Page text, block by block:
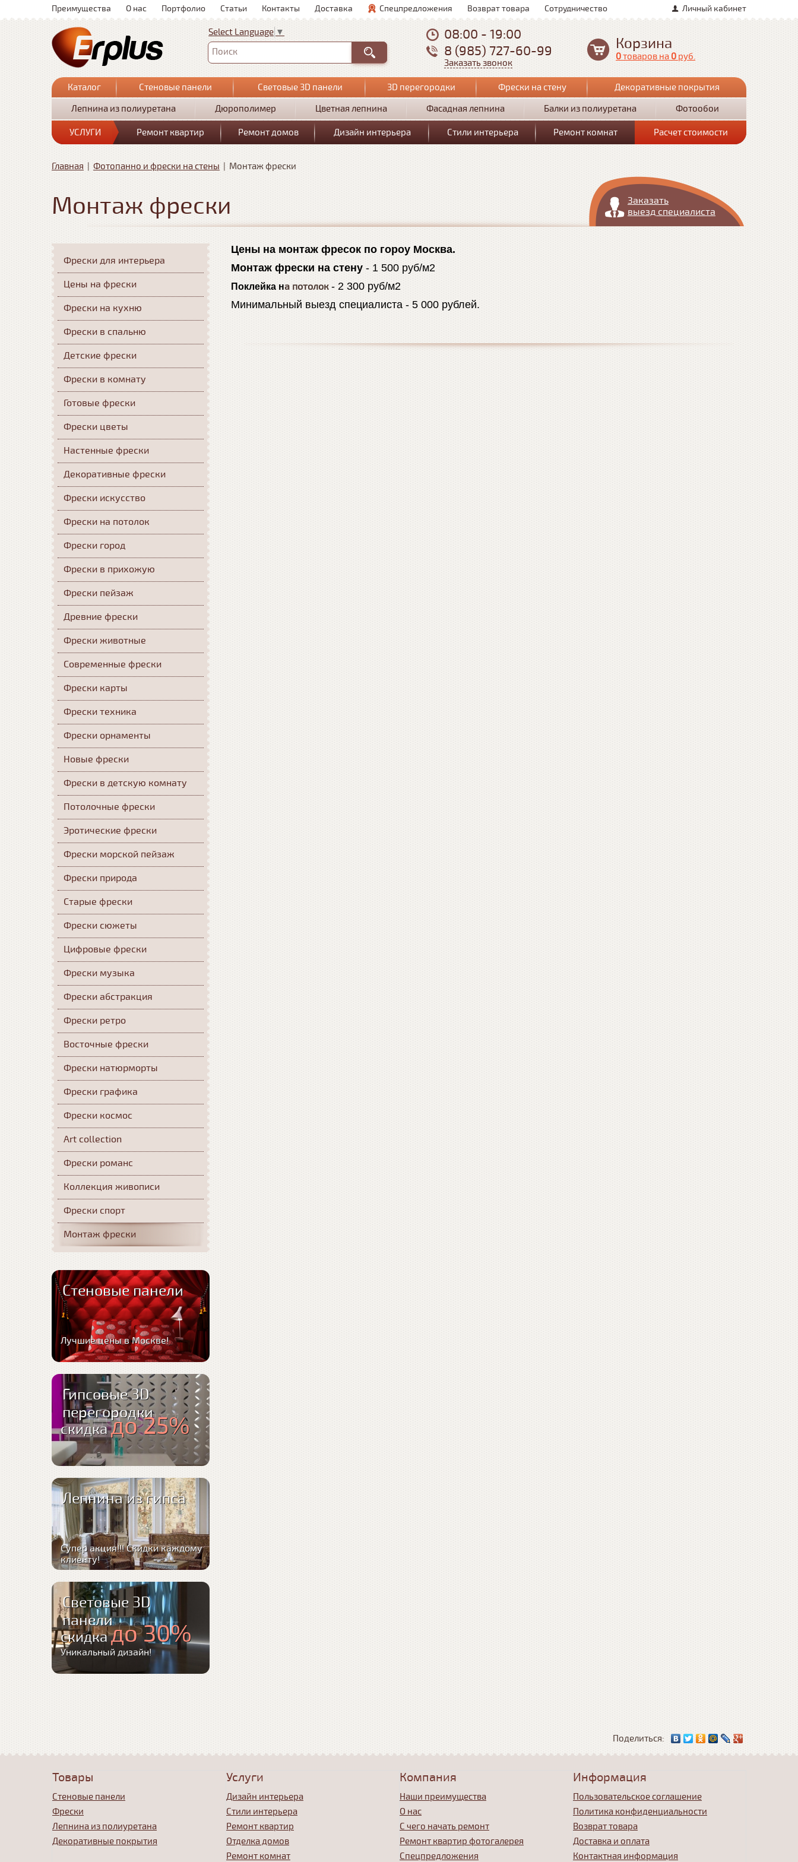
Личный кабинет
Преимущества О нас Портфолио Статьи Контакты Доставка Спецпредложения Возврат товара Сотрудничество
Select Language ▼
Поиск
08:00 - 19:00
8 (985) 727-60-99
Заказать звонок
Корзина
0товаров на 0 руб.
Каталог Стеновые панели Световые 3D панели 3D перегородки Фрески на стену
Декоративные покрытия
Лепнина из полиуретана
Дюрополимер Цветная лепнина Фасадная лепнина Балки из полиуретана Фотообои
УСЛУГИ Ремонт квартир Ремонт домов Дизайн интерьера Стили интерьера Ремонт комнат Расчет стоимости
Главная | Фотопанно и фрески на стены | Монтаж фрески
Заказать
выезд специалиста
Монтаж фрески
Цены на монтаж фресок по гороу Москва.
Монтаж фрески на стену - 1 500 руб/м2
Поклейка на потолок - 2 300 руб/м2
Минимальный выезд специалиста - 5 000 рублей.
Фрески для интерьера
Цены на фрески
Фрески на кухню
Фрески в спальню
Детские фрески
Фрески в комнату
Готовые фрески
Фрески цветы
Настенные фрески
Декоративные фрески
Фрески искусство
Фрески на потолок
Фрески город
Фрески в прихожую
Фрески пейзаж
Древние фрески
Фрески животные
Современные фрески
Фрески карты
Фрески техника
Фрески орнаменты
Новые фрески
Фрески в детскую комнату
Потолочные фрески
Эротические фрески
Фрески морской пейзаж
Фрески природа
Старые фрески
Фрески сюжеты
Цифровые фрески
Фрески музыка
Фрески абстракция
Фрески ретро
Восточные фрески
Фрески натюрморты
Фрески графика
Фрески космос
Art collection
Фрески романс
Коллекция живописи
Фрески спорт
Монтаж фрески
Стеновые панели
Лучшие цены в Москве!
Гипсовые 3D
перегородки
скидкадо 25%
Лепнина из гипса
Супер акция!!! Скидки каждому
клиенту!
Световые 3D
панели
скидкадо 30%
Уникальный дизайн!
Поделиться:
Товары
Стеновые панели
Фрески
Лепнина из полиуретана
Декоративные покрытия
Услуги
Дизайн интерьера
Стили интерьера
Ремонт квартир
Отделка домов
Ремонт комнат
Компания
Наши преимущества
О нас
С чего начать ремонт
Ремонт квартир фотогалерея
Спецпредложения
Информация
Пользовательское соглашение
Политика конфиденциальности
Возврат товара
Доставка и оплата
Контактная информация